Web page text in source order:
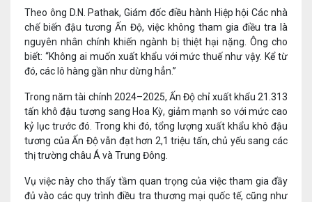
Theo ông D.N. Pathak, Giám đốc điều hành Hiệp hội Các nhà
chế biến đậu tương Ấn Độ, việc không tham gia điều tra là
nguyên nhân chính khiến ngành bị thiệt hại nặng. Ông cho
biết: “Không ai muốn xuất khẩu với mức thuế như vậy. Kể từ
đó, các lô hàng gần như dừng hẳn.”
Trong năm tài chính 2024–2025, Ấn Độ chỉ xuất khẩu 21.313
tấn khô đậu tương sang Hoa Kỳ, giảm mạnh so với mức cao
kỷ lục trước đó. Trong khi đó, tổng lượng xuất khẩu khô đậu
tương của Ấn Độ vẫn đạt hơn 2,1 triệu tấn, chủ yếu sang các
thị trường châu Á và Trung Đông.
Vụ việc này cho thấy tầm quan trọng của việc tham gia đầy
đủ vào các quy trình điều tra thương mại quốc tế, cũng như